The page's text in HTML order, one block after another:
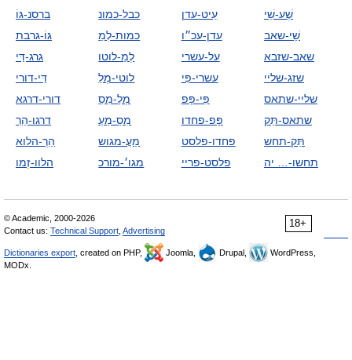
ברסנ-גּוֹ
גּוֹ-גרבת
גרג-דַּי
דַּי-דורי
דורי-דרגא
דרגו-הַרְ
הַרְ-הלוא
הלוו-זְמו
כבל-כמונ
כמות-לְמֵ
לְמֵ-לוטו
לוטי-מְלֵ
מְלֶ-מִסַ
מִסַ-מַעְ
מַעֲ-מגוש
מגו׳-מורכ
עֵיט-עדן
עדן-עכ״ו
על-עשרי
עשרי-פִּי
פִּי-פָּפ
פָּפ-פחדו
פחדו-פלסט
פלסט-פריי
שְׁע-שֵׁי
שֵׁי-שאב
שאב-שזבא
שזג-שליי
שליי-שתאס
שתאס-תַּק
תַּק-תחש
תחשו-… יה
18+
© Academic, 2000-2026
Contact us: Technical Support Advertising
Dictionaries export , created on PHP, Joomla, Drupal,
WordPress,
MODx.